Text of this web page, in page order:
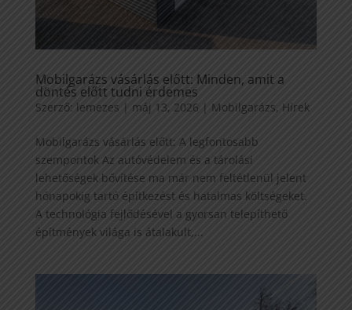
Mobilgarázs vásárlás előtt: Minden, amit a
döntés előtt tudni érdemes
Szerző: lemezes máj 13, 2026 Mobilgarázs, Hírek
Mobilgarázs vásárlás előtt: A legfontosabb
szempontok Az autóvédelem és a tárolási
lehetőségek bővítése ma már nem feltétlenül jelent
hónapokig tartó építkezést és hatalmas költségeket.
A technológia fejlődésével a gyorsan telepíthető
építmények világa is átalakult,...